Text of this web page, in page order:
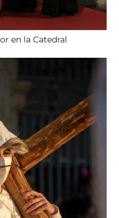
en la Catedral